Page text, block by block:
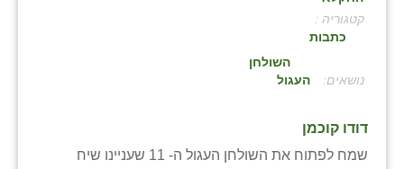
קטגוריה :
כתבות
:
השולחן
העגול
דודו קוכמן
שמח לפתוח את השולחן העגול ה- 11 שעניינו שיח
בני ציון
ֿגבעת שפירא